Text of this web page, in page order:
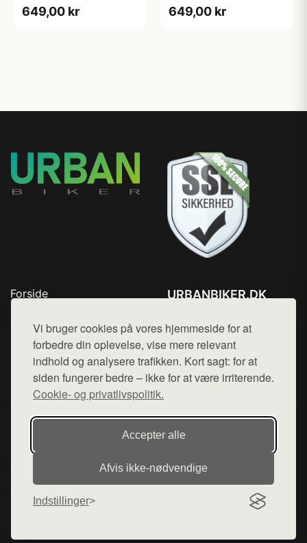
Vi bruger cookies på vores hjemmeside for at
forbedre din oplevelse, vise mere relevant
indhold og analysere trafikken. Kort sagt: for at
siden fungerer bedre – ikke for at være irriterende.
Cookie- og privatlivspolitik.
Accepter alle
Afvis ikke‑nødvendige
Indstillinger
649,00 kr 649,00 kr
Forside
Top Rabatter
Blog
Kontakt
URBANBIKER.DK
Mail: hej@want.dk
Cookie- og privatlivspolitik
Denne side er en del af want.dk, der udgiver en række
hjemmesider med præsentation af forskellige produkter fra
diverse webshops. Der sælges ikke varer fra denne side - vi
varerne på lager.